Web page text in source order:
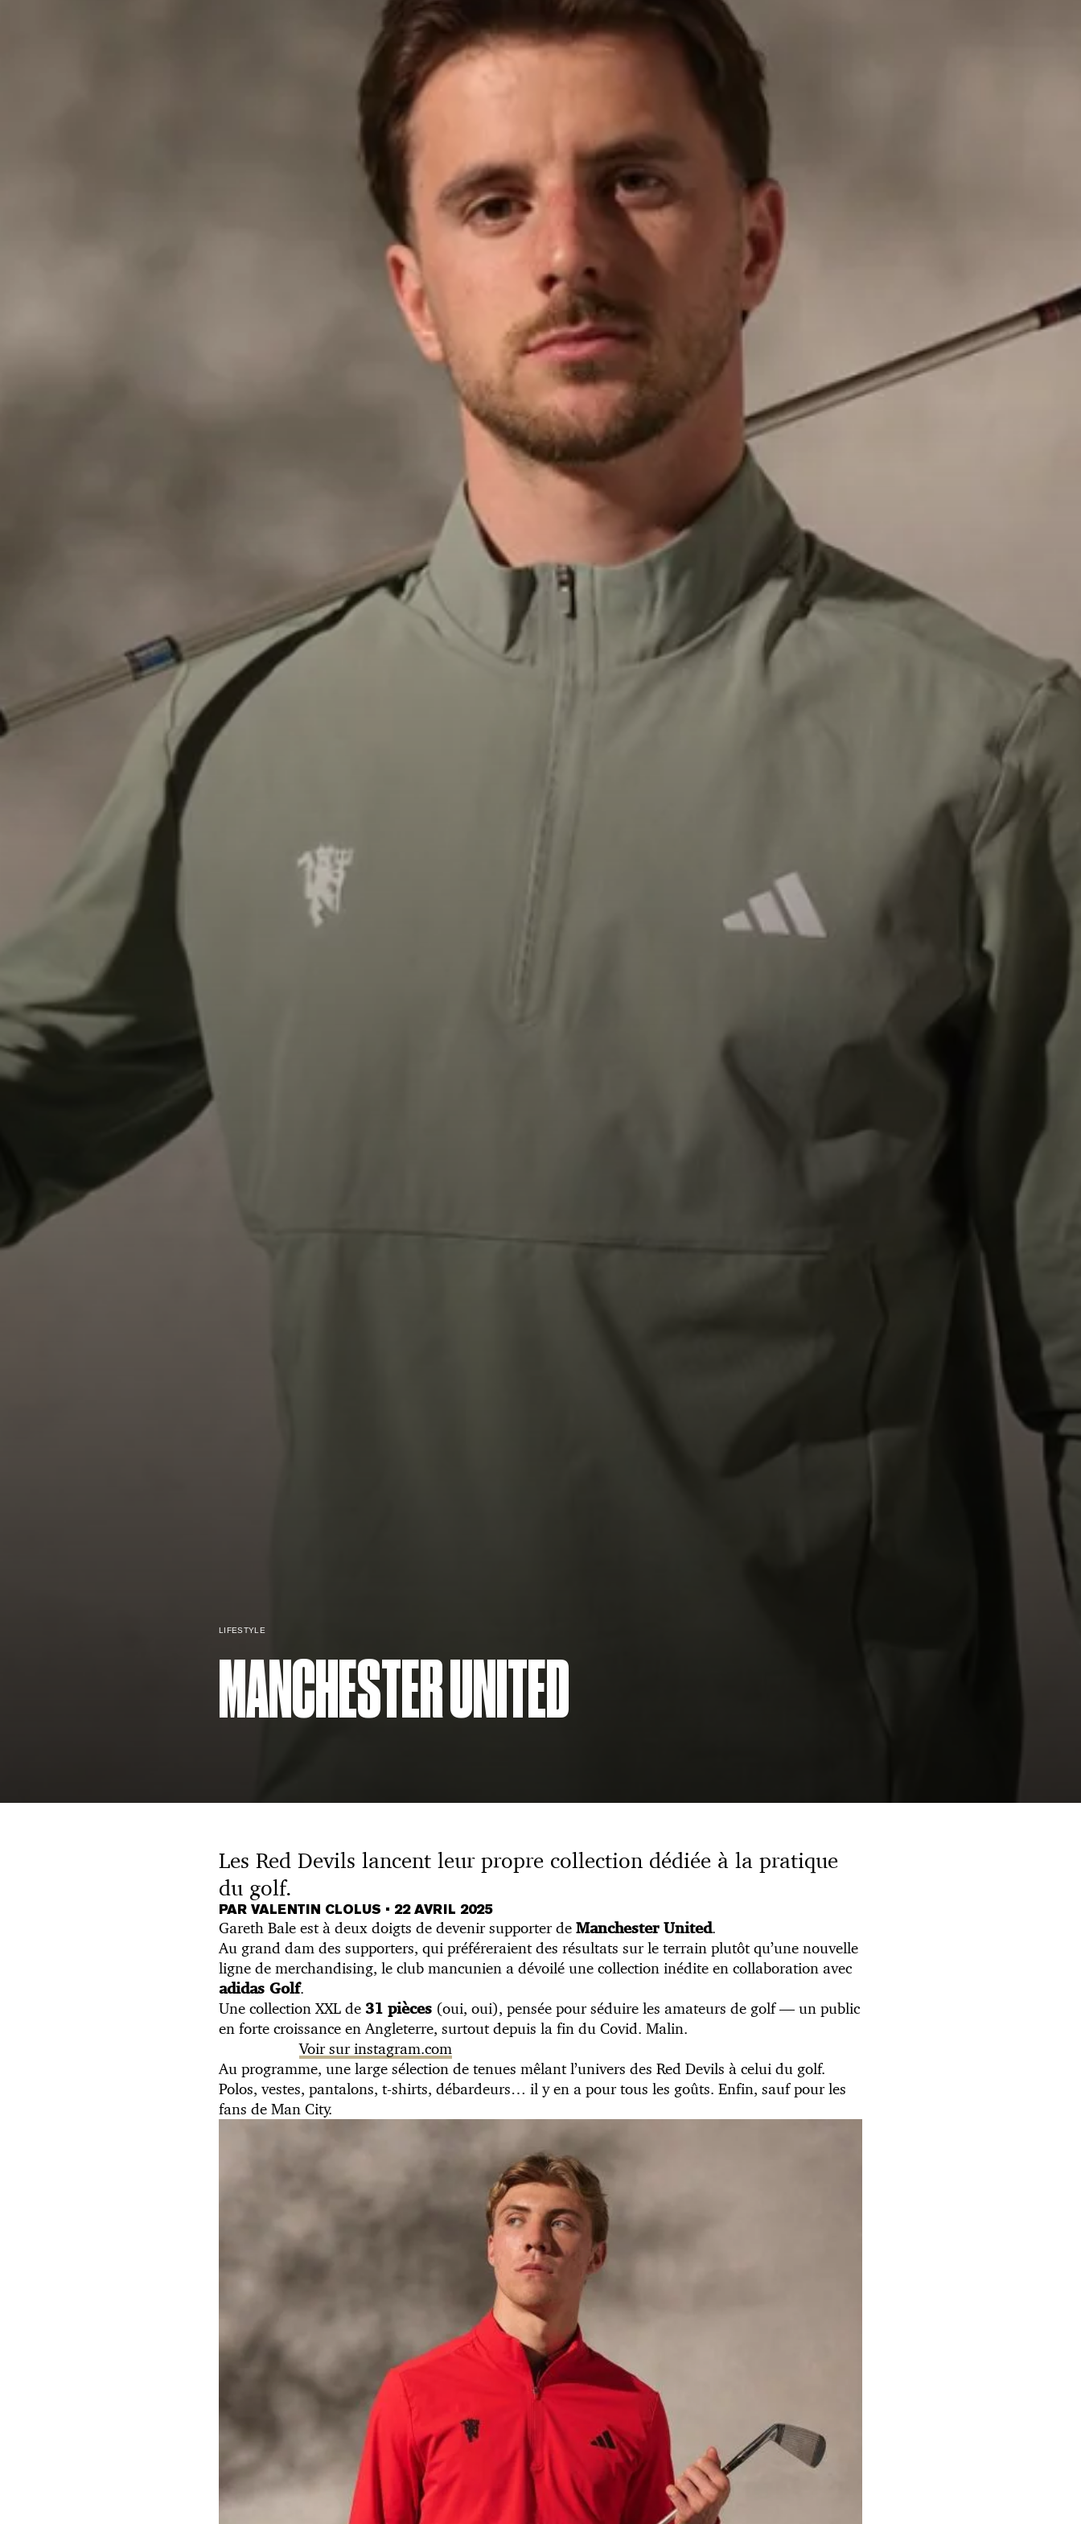
LIFESTYLE
MANCHESTER UNITED
Les Red Devils lancent leur propre collection dédiée à la pratique
du golf.
PAR VALENTIN CLOLUS • 22 AVRIL 2025
Gareth Bale est à deux doigts de devenir supporter de Manchester United.
Au grand dam des supporters, qui préféreraient des résultats sur le terrain plutôt qu’une nouvelle
ligne de merchandising, le club mancunien a dévoilé une collection inédite en collaboration avec
adidas Golf.
Une collection XXL de 31 pièces (oui, oui), pensée pour séduire les amateurs de golf — un public
en forte croissance en Angleterre, surtout depuis la fin du Covid. Malin.
Voir sur instagram.com
Au programme, une large sélection de tenues mêlant l’univers des Red Devils à celui du golf.
Polos, vestes, pantalons, t-shirts, débardeurs… il y en a pour tous les goûts. Enfin, sauf pour les
fans de Man City.